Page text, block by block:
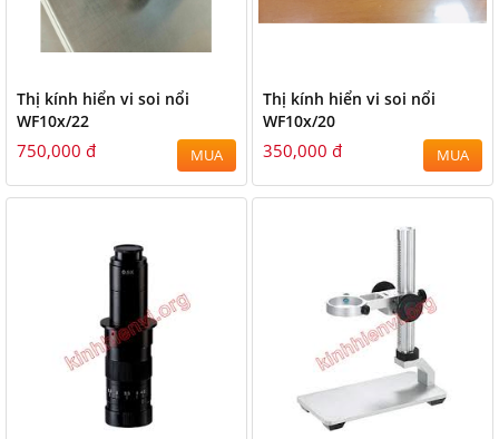
Thị kính hiển vi soi nổi
WF10x/22
750,000 đ MUA
Thị kính hiển vi soi nổi
WF10x/20
350,000 đ MUA